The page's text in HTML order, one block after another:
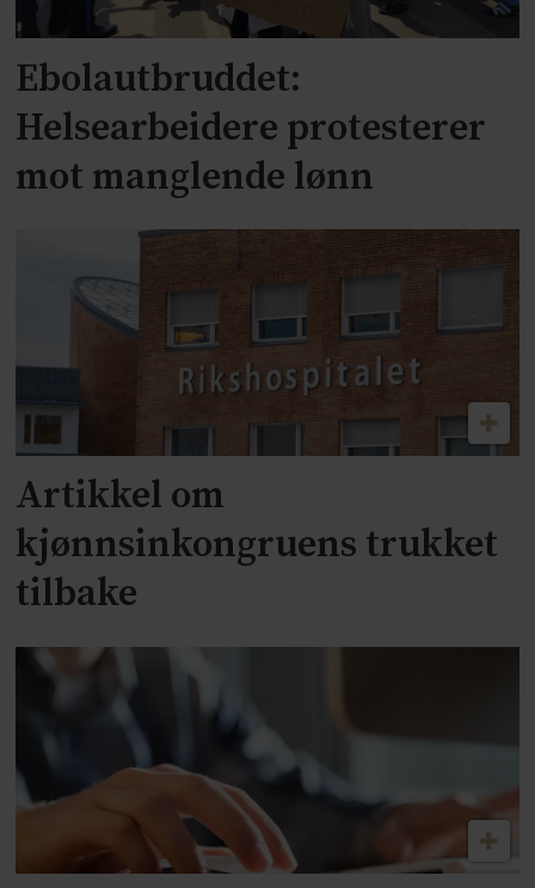
Ebolautbruddet:
Helsearbeidere protesterer
mot manglende lønn
Artikkel om
kjønnsinkongruens trukket
tilbake